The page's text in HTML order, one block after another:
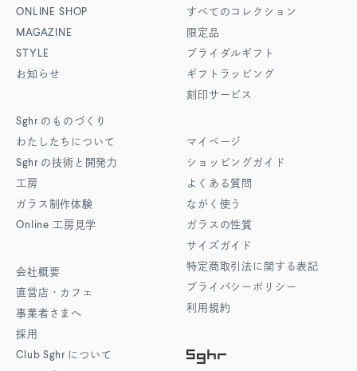
ONLINE SHOP
MAGAZINE
STYLE
お知らせ
Sghr のものづくり
わたしたちについて
Sghr の技術と開発力
工房
ガラス制作体験
Online 工房見学
会社概要
直営店・カフェ
事業者さまへ
採用
Club Sghr について
すべてのコレクション
限定品
ブライダルギフト
ギフトラッピング
刻印サービス
マイページ
ショッピングガイド
よくある質問
ながく使う
ガラスの性質
サイズガイド
特定商取引法に関する表記
プライバシーポリシー
利用規約